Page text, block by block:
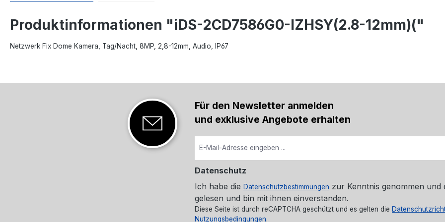
Produktinformationen "iDS-2CD7586G0-IZHSY(2.8-12mm)("
Netzwerk Fix Dome Kamera, Tag/Nacht, 8MP, 2,8-12mm, Audio, IP67
Für den Newsletter anmelden
und exklusive Angebote erhalten
Datenschutz
Ich habe die Datenschutzbestimmungen zur Kenntnis genommen und
gelesen und bin mit ihnen einverstanden.
Diese Seite ist durch reCAPTCHA geschützt und es gelten die
Nutzungsbedingungen.